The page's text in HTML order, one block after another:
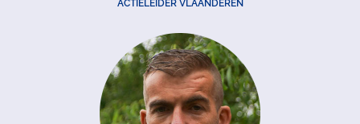
ACTIELEIDER VLAANDEREN